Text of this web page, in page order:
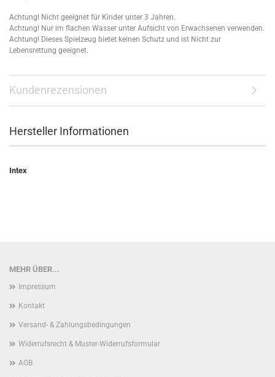
Achtung! Nicht geeignet für Kinder unter 3 Jahren.
Achtung! Nur im flachen Wasser unter Aufsicht von Erwachsenen verwenden.
Achtung! Dieses Spielzeug bietet keinen Schutz und ist Nicht zur
Lebensrettung geeignet.
Kundenrezensionen
Hersteller Informationen
Intex
MEHR ÜBER...
Impressum
Kontakt
Versand- & Zahlungsbedingungen
Widerrufsrecht & Muster-Widerrufsformular
AGB